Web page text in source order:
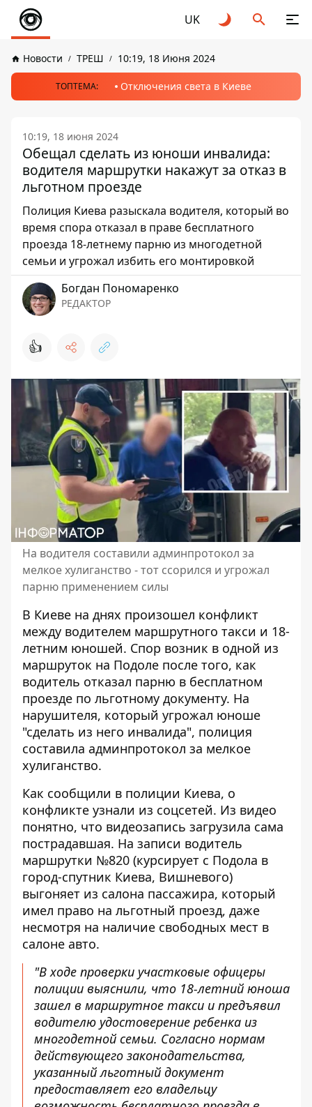
UK
Новости ТРЕШ 10:19, 18 Июня 2024
ТОПТЕМА: Отключения света в Киеве
10:19, 18 июня 2024
Обещал сделать из юноши инвалида:
водителя маршрутки накажут за отказ в
льготном проезде
Полиция Киева разыскала водителя, который во
время спора отказал в праве бесплатного
проезда 18-летнему парню из многодетной
семьи и угрожал избить его монтировкой
Богдан Пономаренко
РЕДАКТОР
👍
На водителя составили админпротокол за
мелкое хулиганство - тот ссорился и угрожал
парню применением силы
В Киеве на днях произошел конфликт
между водителем маршрутного такси и 18-
летним юношей. Спор возник в одной из
маршруток на Подоле после того, как
водитель отказал парню в бесплатном
проезде по льготному документу. На
нарушителя, который угрожал юноше
"сделать из него инвалида", полиция
составила админпротокол за мелкое
хулиганство.
Как сообщили в полиции Киева, о
конфликте узнали из соцсетей. Из видео
понятно, что видеозапись загрузила сама
пострадавшая. На записи водитель
маршрутки №820 (курсирует с Подола в
город-спутник Киева, Вишневого)
выгоняет из салона пассажира, который
имел право на льготный проезд, даже
несмотря на наличие свободных мест в
салоне авто.
"В ходе проверки участковые офицеры
полиции выяснили, что 18-летний юноша
зашел в маршрутное такси и предъявил
водителю удостоверение ребенка из
многодетной семьи. Согласно нормам
действующего законодательства,
указанный льготный документ
предоставляет его владельцу